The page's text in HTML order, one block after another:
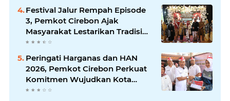
Festival Jalur Rempah Episode
3, Pemkot Cirebon Ajak
Masyarakat Lestarikan Tradisi
Jamu sebagai Warisan Budaya
Bernilai Ekonomi
Peringati Harganas dan HAN
2026, Pemkot Cirebon Perkuat
Komitmen Wujudkan Kota
Layak Anak